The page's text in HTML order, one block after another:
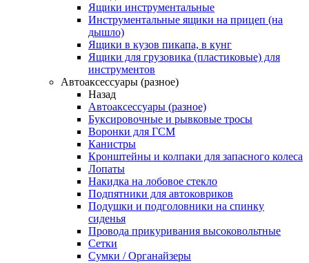
Ящики инструментальные
Инструментальные ящики на прицеп (на
дышло)
Ящики в кузов пикапа, в кунг
Ящики для грузовика (пластиковые) для
инструментов
Автоаксессуары (разное)
Назад
Автоаксессуары (разное)
Буксировочные и рывковые тросы
Воронки для ГСМ
Канистры
Кронштейны и колпаки для запасного колеса
Лопаты
Накидка на лобовое стекло
Подпятники для автоковриков
Подушки и подголовники на спинку
сиденья
Провода прикуривания высоковольтные
Сетки
Сумки / Органайзеры